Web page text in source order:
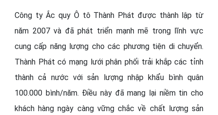
Công ty Ắc quy Ô tô Thành Phát được thành lập từ
năm 2007 và đã phát triển mạnh mẽ trong lĩnh vực
cung cấp năng lượng cho các phương tiện di chuyển.
Thành Phát có mạng lưới phân phối trải khắp các tỉnh
thành cả nước với sản lượng nhập khẩu bình quân
100.000 bình/năm. Điều này đã mang lại niềm tin cho
khách hàng ngày càng vững chắc về chất lượng sản